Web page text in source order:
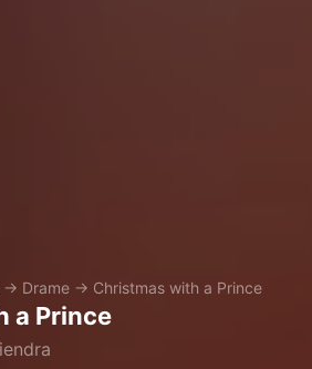
→ Drame → Christmas with a Prince
a Prince